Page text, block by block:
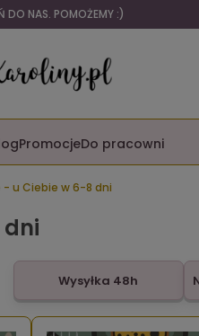
I TAPICERÓW
PromocjeDo pracowni
u Ciebie w 6-8 dni
dni
Wysyłka 48h